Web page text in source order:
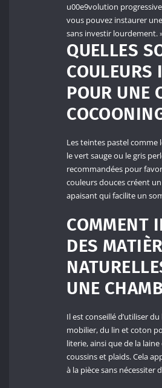
u00e9volution
vous pouvez instaurer
sans investir lourdement.
QUELLES
COULEURS
POUR UNE
Les teintes pastel comme
le vert sauge ou le gris
recommandées pour
couleurs douces créent
apaisant qui facilite un
COMMENT
DES
UNE
Il est conseillé d’utiliser
mobilier, du lin et coton
literie, ainsi que de la
coussins et plaids. Cela
à la pièce sans nécessiter